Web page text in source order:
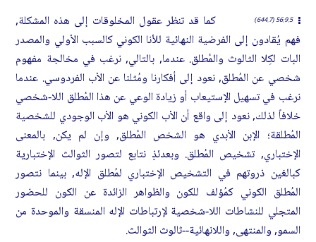
56:9.5 (644.7)
كما قد تنظر عقول المخلوقات إلى هذه المشكلة,
فهم يُقادون إلى الفرضية النهائية للأنا الكوني كالسبب الأولي والمصدر
البات لكِلا الثالوث والمُطلق. عندما, بالتالي, نرغب في مخالجة مفهوم
شخصي عن المُطلق, نعود إلى أفكارنا ومُثلنا عن الأب الفردوسي. عندما
نرغب في تسهيل الإستيعاب أو زيادة الوعي عن هذا المُطلق اللا-شخصي
خلافاً لذلك, نعود إلى واقع أن الأب الكوني هو الأب الوجودي للشخصية
المُطلقة؛ الإبن الأبدي هو الشخص المُطلق, وإن لم يكن, بالمعنى
الإختباري, تشخيص المُطلق. وبعدئذٍ نتابع لتصور الثوالث الإختبارية
كبالغين ذروتهم في التشخيص الإختباري لمُطلق الإله, بينما نتصور
المُطلق الكوني كمُؤلف للكون والظواهر الزائدة عن الكون للحضور
المتجلي للنشاطات اللا-شخصية لإرتباطات الإله المنسقة والموحدة من
السمو, والمنتهى, واللانهائية--ثالوث الثوالث.